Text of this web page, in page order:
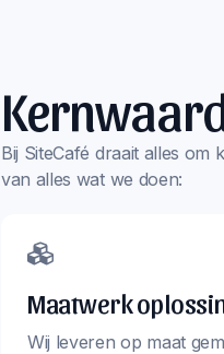
Bij SiteCafé draait alles
van alles wat we doen:
Maatwerk
Wij leveren op maat